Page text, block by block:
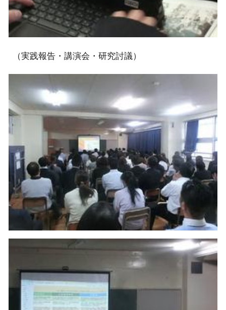
（実践報告・講演会・研究討議）